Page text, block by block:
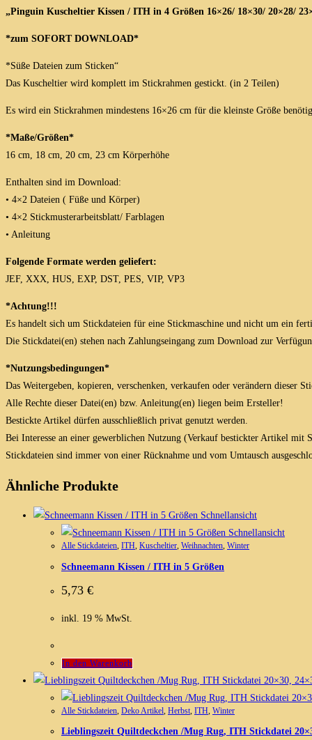
Größen
„Pinguin Kuscheltier Kissen / ITH in 4 Größen 16×26/ 18×30/ 20×28/
*zum SOFORT DOWNLOAD*
*Süße Dateien zum Sticken“
Das Kuscheltier wird komplett im Stickrahmen gestickt. (in 2 Teilen)
Es wird ein Stickrahmen mindestens 16×26 cm für die kleinste Größe
*Maße/Größen*
16 cm, 18 cm, 20 cm, 23 cm Körperhöhe
Enthalten sind im Download:
• 4×2 Dateien ( Füße und Körper)
• 4×2 Stickmusterarbeitsblatt/ Farblagen
• Anleitung
Folgende Formate werden geliefert:
JEF, XXX, HUS, EXP, DST, PES, VIP, VP3
*Achtung!!!
Es handelt sich um Stickdateien für eine Stickmaschine und nicht um ein
Die Stickdatei(en) stehen nach Zahlungseingang zum Download zur
*Nutzungsbedingungen*
Das Weitergeben, kopieren, verschenken, verkaufen oder verändern dieser
Alle Rechte dieser Datei(en) bzw. Anleitung(en) liegen beim Ersteller!
Bestickte Artikel dürfen ausschließlich privat genutzt werden.
Bei Interesse an einer gewerblichen Nutzung (Verkauf bestickter Artikel
Stickdateien sind immer von einer Rücknahme und vom Umtausch
Ähnliche Produkte
Schnellansicht
Schnellansicht
Alle Stickdateien, ITH, Kuscheltier, Weihnachten, Winter
Schneemann Kissen / ITH in 5 Größen
5,73 €
inkl. 19 % MwSt.
In den Warenkorb
Alle Stickdateien Deko Artikel Herbst ITH Winter
Lieblingszeit Quiltdeckchen /Mug Rug, ITH Stickdatei